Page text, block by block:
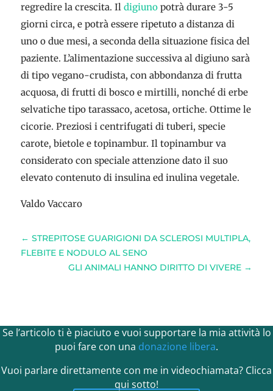
regredire la crescita. Il digiunopotrà durare 3-5
giorni circa, e potrà essere ripetuto a distanza di
uno o due mesi, a seconda della situazione fisica del
paziente. L’alimentazione successiva al digiuno sarà
di tipo vegano-crudista, con abbondanza di frutta
acquosa, di frutti di bosco e mirtilli, nonché di erbe
selvatiche tipo tarassaco, acetosa, ortiche. Ottime le
cicorie. Preziosi i centrifugati di tuberi, specie
carote, bietole e topinambur. Il topinambur va
considerato con speciale attenzione dato il suo
elevato contenuto di insulina ed inulina vegetale.
Valdo Vaccaro
← STREPITOSE GUARIGIONI DA SCLEROSI MULTIPLA,
FLEBITE E NODULO AL SENO
GLI ANIMALI HANNO DIRITTO DI VIVERE →
Se l’articolo ti è piaciuto e vuoi supportare la mia attività lo
puoi fare con una donazione libera.
Vuoi parlare direttamente con me in videochiamata? Clicca
qui sotto!